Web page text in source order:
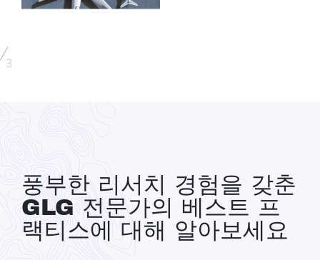
3
풍부한 리서치 경험을 갖춘
GLG 전문가의 베스트 프
랙티스에 대해 알아보세요